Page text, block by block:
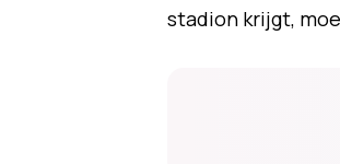
stadion krijgt,